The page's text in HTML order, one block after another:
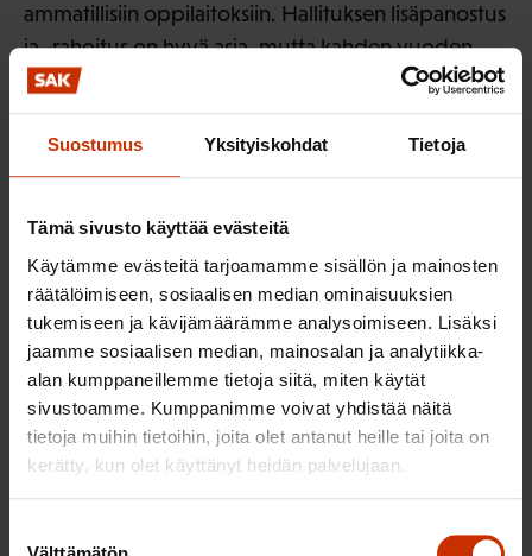
Suostumus Yksityiskohdat Tietoja
Tämä sivusto käyttää evästeitä
Käytämme evästeitä tarjoamamme sisällön ja mainosten
räätälöimiseen, sosiaalisen median ominaisuuksien
tukemiseen ja kävijämäärämme analysoimiseen. Lisäksi
jaamme sosiaalisen median, mainosalan ja analytiikka-
alan kumppaneillemme tietoja siitä, miten käytät
sivustoamme. Kumppanimme voivat yhdistää näitä
tietoja muihin tietoihin, joita olet antanut heille tai joita on
kerätty, kun olet käyttänyt heidän palvelujaan.
ammatillisiin oppilaitoksiin. Hallituksen lisäpanostus
ja -rahoitus on hyvä asia, mutta kahden vuoden
lisärahoitus on riittämätön. Määräaikaisella
lisärahoituksella ei päästä kestäviin tuloksiin, vaan
tarvittaisiin pitkäjänteisempää panostusta ja
perusrahoituksen tason nostamista.
Vähemmistön oikeus omakieliseen
opetukseen
Sivistyksellisten oikeuksien osalta on nostettu esiin
vähemmistöjen ja vähemmistökielisten (romani,
saame) oikeudet omakieliseen opetukseen.
Ammatillisen koulutuksen osalta voi todeta, että
romanin ja saamen kielet on huomioitu